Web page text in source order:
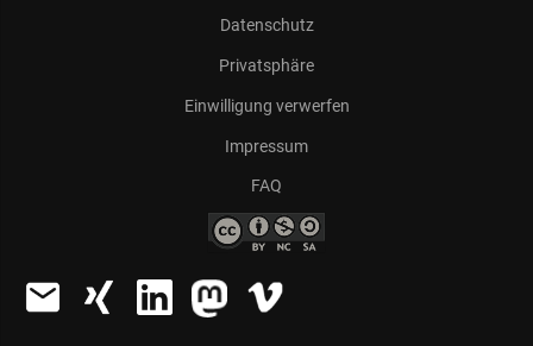
Datenschutz
Privatsphäre
Einwilligung verwerfen
Impressum
FAQ